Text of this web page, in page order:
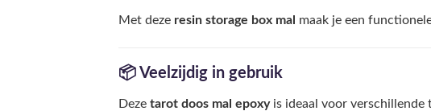
Met deze resin storage box mal maak je een
📦 Veelzijdig in gebruik
Deze tarot doos mal epoxyis ideaal voor verschillende